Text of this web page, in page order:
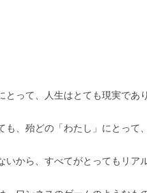
とって、人生はとても現実であ
も、殆どの「わたし」にとって
いから、すべてがとってもリアル